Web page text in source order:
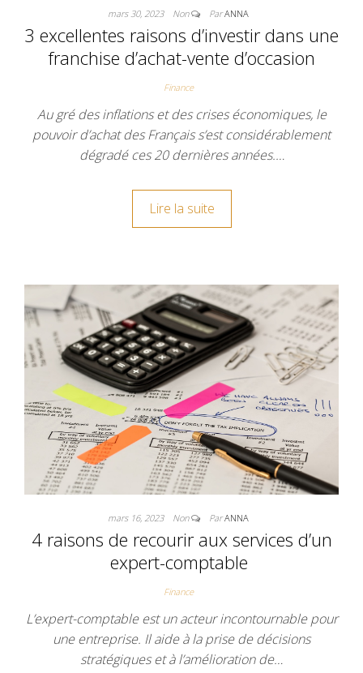
mars 30, 2023 Non ParANNA
3 excellentes raisons d’investir dans une
franchise d’achat-vente d’occasion
Finance
Au gré des inflations et des crises économiques, le
pouvoir d’achat des Français s’est considérablement
dégradé ces 20 dernières années.…
Lire la suite
mars 16, 2023 Non ParANNA
4 raisons de recourir aux services d’un
expert-comptable
Finance
L’expert-comptable est un acteur incontournable pour
une entreprise. Il aide à la prise de décisions
stratégiques et à l’amélioration de…